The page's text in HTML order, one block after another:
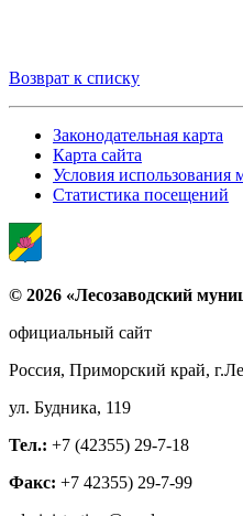
Возврат к списку
Законодательная карта
Карта сайта
Условия использования
Статистика посещений
© 2026 «Лесозаводский
официальный сайт
Россия, Приморский край,
ул. Будника, 119
Тел.: +7 (42355) 29-7-18
Факс: +7 42355) 29-7-99